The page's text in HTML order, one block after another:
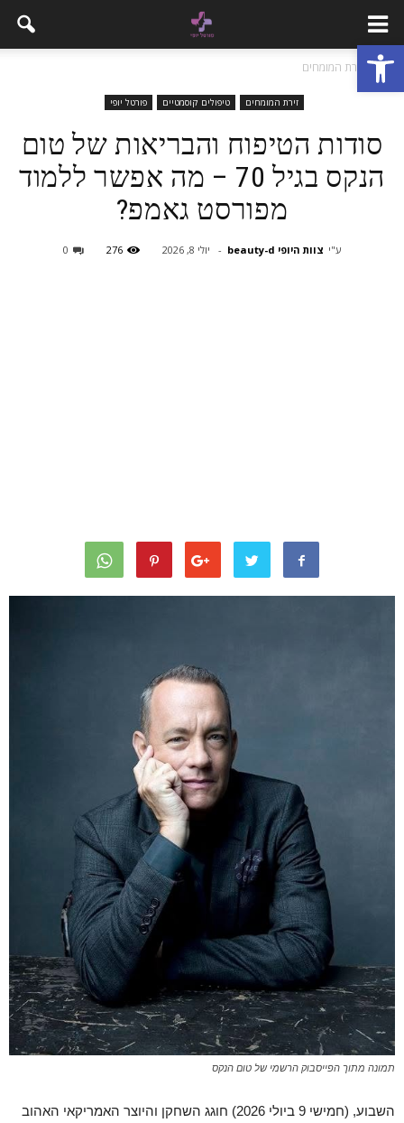
פתח סרגל נגישות
בית זירת המומחים
זירת המומחים טיפולים קוסמטיים פורטל יופי
סודות הטיפוח והבריאות של טום
הנקס בגיל 70 – מה אפשר ללמוד
מפורסט גאמפ?
ע"י צוות היופי beauty-d - יולי 8, 2026 276
0
תמונה מתוך הפייסבוק הרשמי של טום הנקס
השבוע, (חמישי 9 ביולי 2026) חוגג השחקן והיוצר האמריקאי האהוב